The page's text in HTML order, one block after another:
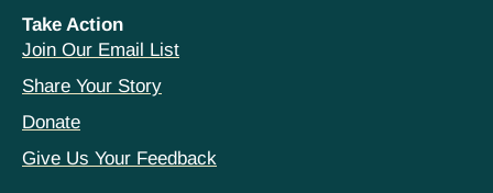
Take Action
Join Our Email List
Share Your Story
Donate
Give Us Your Feedback